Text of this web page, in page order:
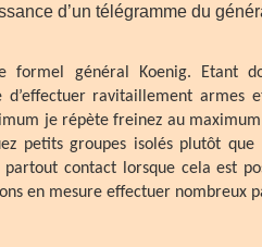
d’un télégramme du
formel général Koenig. Etant
d’effectuer ravitaillement armes
je répète freinez au
petits groupes isolés plutôt que
partout contact lorsque cela est
en mesure effectuer nombreux